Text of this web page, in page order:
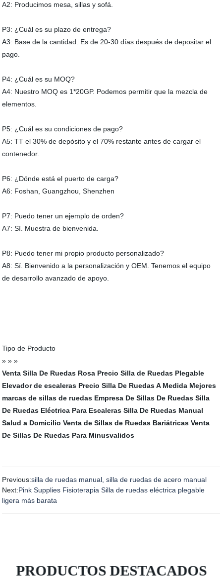
A2: Producimos mesa, sillas y sofá.
P3: ¿Cuál es su plazo de entrega?
A3: Base de la cantidad. Es de 20-30 días después de depositar el
pago.
P4: ¿Cuál es su MOQ?
A4: Nuestro MOQ es 1*20GP. Podemos permitir que la mezcla de
elementos.
P5: ¿Cuál es su condiciones de pago?
A5: TT el 30% de depósito y el 70% restante antes de cargar el
contenedor.
P6: ¿Dónde está el puerto de carga?
A6: Foshan, Guangzhou, Shenzhen
P7: Puedo tener un ejemplo de orden?
A7: Sí. Muestra de bienvenida.
P8: Puedo tener mi propio producto personalizado?
A8: Sí. Bienvenido a la personalización y OEM. Tenemos el equipo
de desarrollo avanzado de apoyo.
Tipo de Producto
» » »
Venta Silla De Ruedas Rosa Precio Silla de Ruedas Plegable
Elevador de escaleras Precio Silla De Ruedas A Medida Mejores
marcas de sillas de ruedas Empresa De Sillas De Ruedas Silla
De Ruedas Eléctrica Para Escaleras Silla De Ruedas Manual
Salud a Domicilio Venta de Sillas de Ruedas Bariátricas Venta
De Sillas De Ruedas Para Minusvalidos
Previous:silla de ruedas manual, silla de ruedas de acero manual
Next:Pink Supplies Fisioterapia Silla de ruedas eléctrica plegable
ligera más barata
PRODUCTOS DESTACADOS